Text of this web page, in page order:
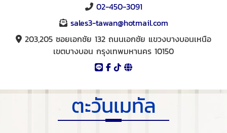
02-450-3091
sales3-tawan@hotmail.com
203,205 ซอยเอกชัย 132 ถนนเอกชัย แขวงบางบอนเหนือ
เขตบางบอน กรุงเทพมหานคร 10150
ตะวันเมทัล